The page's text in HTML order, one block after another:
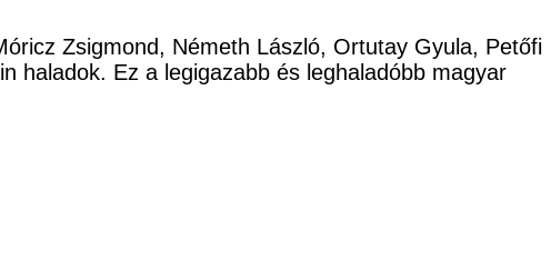
Zsigmond, Németh László, Ortutay Gyula, Petőfi
haladok. Ez a legigazabb és leghaladóbb magyar